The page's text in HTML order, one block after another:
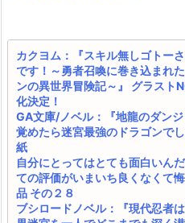
カクヨム：『スキル無しゴトー
です！～勇者召喚に巻き込まれ
ンの異世界冒険記～』 グラスト
化決定！
GA文庫/ノベル：『地龍のダン
覚めたら迷宮最強のドラゴンで
紙
自分にとってはとても面白いん
ての評価がいまいち良くなくて
品 その２８
ブシロードノベル：『現代忍者